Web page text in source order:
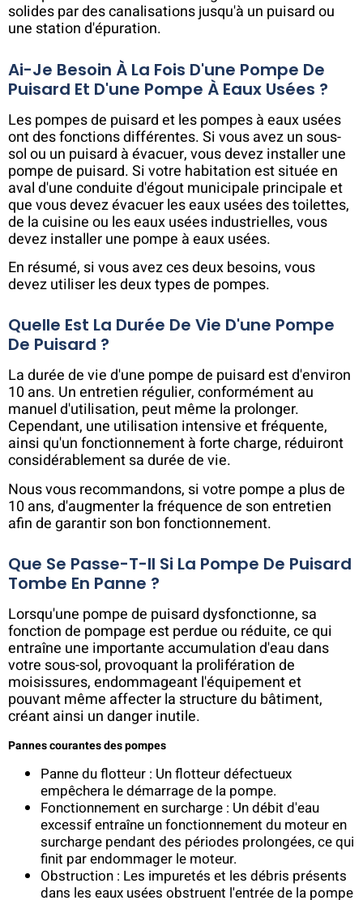
solides par des canalisations jusqu'à un puisard ou
une station d'épuration.
Ai-Je Besoin À La Fois D'une Pompe De
Puisard Et D'une Pompe À Eaux Usées ?
Les pompes de puisard et les pompes à eaux usées
ont des fonctions différentes. Si vous avez un sous-
sol ou un puisard à évacuer, vous devez installer une
pompe de puisard. Si votre habitation est située en
aval d'une conduite d'égout municipale principale et
que vous devez évacuer les eaux usées des toilettes,
de la cuisine ou les eaux usées industrielles, vous
devez installer une pompe à eaux usées.
En résumé, si vous avez ces deux besoins, vous
devez utiliser les deux types de pompes.
Quelle Est La Durée De Vie D'une Pompe
De Puisard ?
La durée de vie d'une pompe de puisard est d'environ
10 ans. Un entretien régulier, conformément au
manuel d'utilisation, peut même la prolonger.
Cependant, une utilisation intensive et fréquente,
ainsi qu'un fonctionnement à forte charge, réduiront
considérablement sa durée de vie.
Nous vous recommandons, si votre pompe a plus de
10 ans, d'augmenter la fréquence de son entretien
afin de garantir son bon fonctionnement.
Que Se Passe-T-Il Si La Pompe De Puisard
Tombe En Panne ?
Lorsqu'une pompe de puisard dysfonctionne, sa
fonction de pompage est perdue ou réduite, ce qui
entraîne une importante accumulation d'eau dans
votre sous-sol, provoquant la prolifération de
moisissures, endommageant l'équipement et
pouvant même affecter la structure du bâtiment,
créant ainsi un danger inutile.
Pannes courantes des pompes
Panne du flotteur : Un flotteur défectueux
empêchera le démarrage de la pompe.
Fonctionnement en surcharge : Un débit d'eau
excessif entraîne un fonctionnement du moteur en
surcharge pendant des périodes prolongées, ce qui
finit par endommager le moteur.
Obstruction : Les impuretés et les débris présents
dans les eaux usées obstruent l'entrée de la pompe